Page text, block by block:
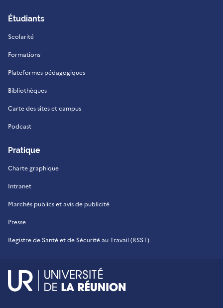
Étudiants
Scolarité
Formations
Plateformes pédagogiques
Bibliothèques
Carte des sites et campus
Podcast
Pratique
Charte graphique
Intranet
Marchés publics et avis de publicité
Presse
Registre de Santé et de Sécurité au Travail (RSST)